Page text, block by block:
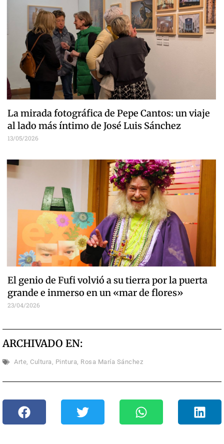
La mirada fotográfica de Pepe Cantos: un viaje
al lado más íntimo de José Luis Sánchez
13/05/2026
El genio de Fufi volvió a su tierra por la puerta
grande e inmerso en un «mar de flores»
23/04/2026
ARCHIVADO EN:
Arte, Cultura , Pintura, Rosa María Sánchez